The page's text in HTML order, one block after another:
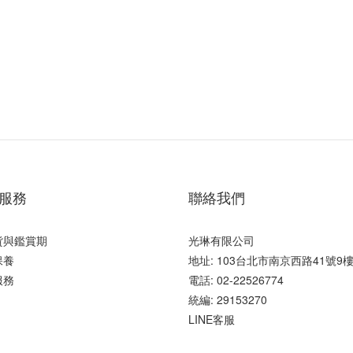
務
鑑賞期
聯絡我們
光琳有限公司
地址: 103台北市南京西路41號9
電話: 02-22526774
統編: 29153270
LINE客服